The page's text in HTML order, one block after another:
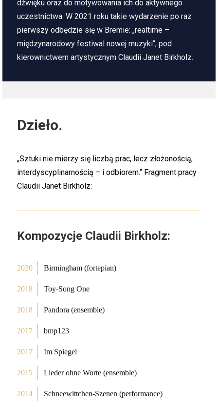
dźwięku oraz do motywowania ich do aktywnego
uczestnictwa. W 2021 roku takie wydarzenie po raz
pierwszy odbędzie się w Bremie: „realtime –
międzynarodowy festiwal nowej muzyki“, pod
kierownictwem artystycznym Claudii Janet Birkholz.
Dzieło.
„Sztuki nie mierzy się liczbą prac, lecz złożonością,
interdyscyplinarnością – i odbiorem.“ Fragment pracy
Claudii Janet Birkholz:
Kompozycje Claudii Birkholz:
2020 Birmingham (fortepian)
2018 Toy-Song One
2018 Pandora (ensemble)
2017 bmp123
2017 Im Spiegel
2015 Lieder ohne Worte (ensemble)
2014 Schneewittchen-Szenen (performance)